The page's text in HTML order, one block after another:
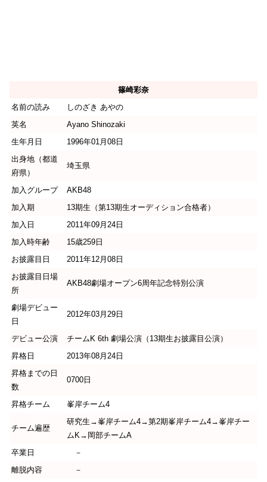
篠崎彩奈
名前の読み
しのざき あやの
英名
Ayano Shinozaki
生年月日
1996年01月08日
出身地（都道
府県）
埼玉県
加入グループ
AKB48
加入期
13期生（第13期生オーディション合格者）
加入日
2011年09月24日
加入時年齢
15歳259日
お披露目日
2011年12月08日
お披露目日場
所
AKB48劇場オープン6周年記念特別公演
劇場デビュー
日
2012年03月29日
デビュー公演
チームK 6th 劇場公演（13期生お披露目公演）
昇格日
2013年08月24日
昇格までの日
数
0700日
昇格チーム 峯岸チーム4
チーム遍歴
研究生→峯岸チーム4→第2期峯岸チーム4→峯岸チー
ムK→岡部チームA
卒業日
－
離脱内容
－